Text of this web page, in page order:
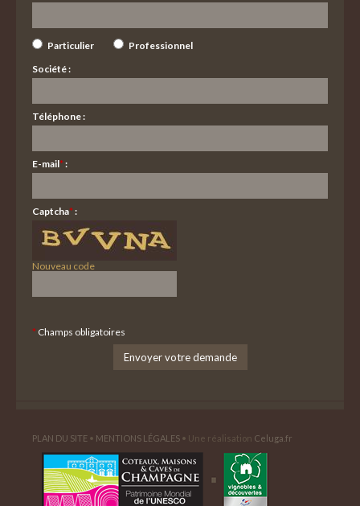
Particulier
Professionnel
Société :
Téléphone :
E-mail*:
Captcha*:
Nouveau code
* Champs obligatoires
PLAN DU SITE • MENTIONS LÉGALES • Une réalisation Celuga.fr